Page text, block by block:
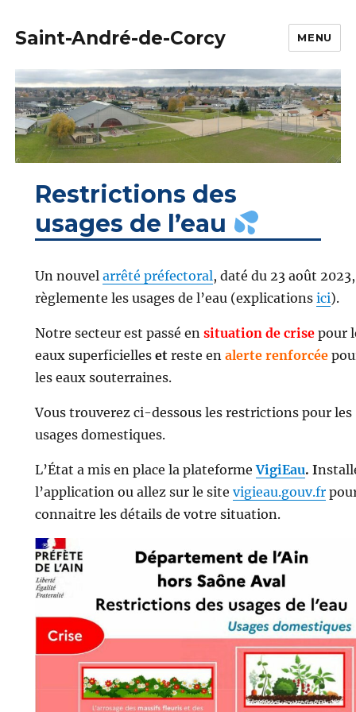
Saint-André-de-Corcy MENU
Restrictions des
usages de l’eau
Un nouvel arrêté préfectoral, daté du 23 août 2023,
règlemente les usages de l’eau (explications ici).
Notre secteur est passé en situation de crisepour
eaux superficielles etreste en alerte renforcée
les eaux souterraines.
Vous trouverez ci-dessous les restrictions pour les
usages domestiques.
L’État a mis en place la plateformeVigiEau. I
l’application ou allez sur le site vigieau.gouv.fr
connaitre les détails de votre situation.